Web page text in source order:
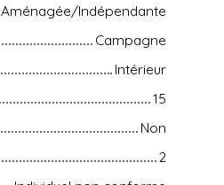
Aménagée/Indépendante
Campagne
Intérieur
15
Non
2